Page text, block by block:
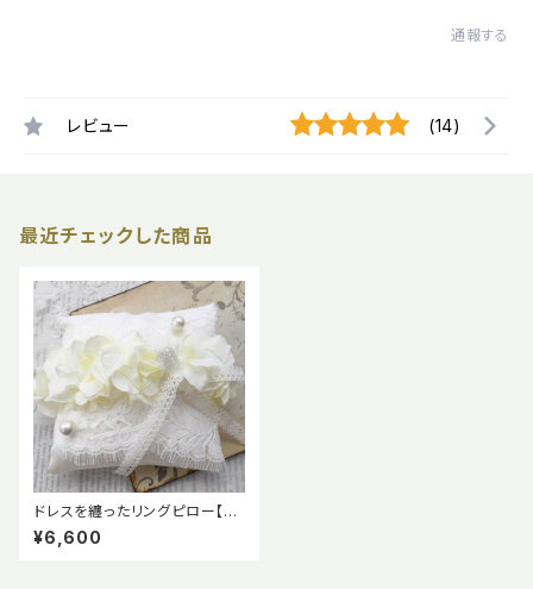
通報する
レビュー (14)
最近チェックした商品
ドレスを纏ったリングピロー【フ
ランス製リバーレース】
¥6,600